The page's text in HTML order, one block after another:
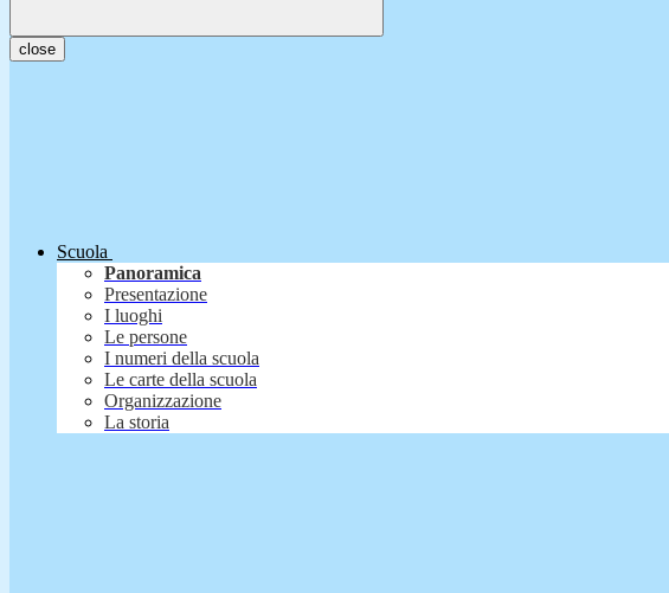
close
Scuola
Panoramica
Presentazione
I luoghi
Le persone
I numeri della scuola
Le carte della scuola
Organizzazione
La storia